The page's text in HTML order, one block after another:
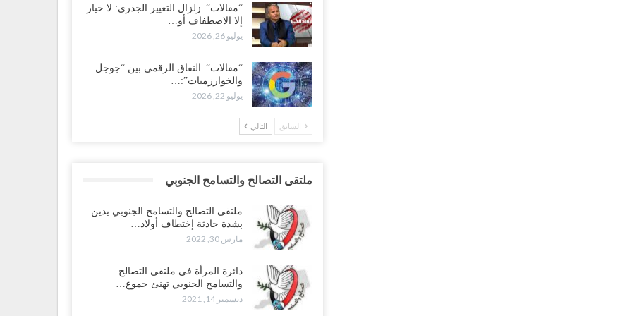
“مقالات“| زلزال التغيير الجذري: لا خيار
إلا الاصطفاف أو…
يوليو 26, 2026
“مقالات“| النفاق الرقمي بين “جوجل
والخوارزميات”:…
يوليو 22, 2026
السابق التالي
ملتقى التصالح والتسامح الجنوبي
ملتقى التصالح والتسامح الجنوبي يدين
بشدة حادثة إختطاف أولاد…
مارس 30, 2022
دائرة المرأة في ملتقى التصالح
والتسامح الجنوبي تهنئ جموع…
ديسمبر 14, 2021